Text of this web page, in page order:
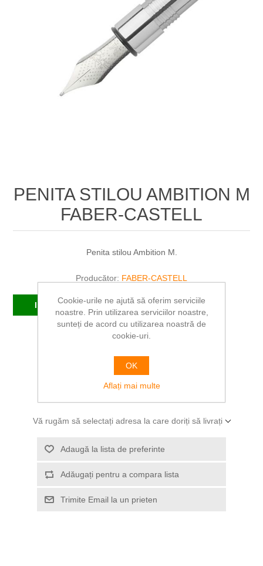
PENITA STILOU AMBITION M
FABER-CASTELL
Penita stilou Ambition M.
Producător: FABER-CASTELL
In stoc
SKU: FC148190
208,37 RON
ADAUGĂ ÎN COȘ
Vă rugăm să selectați adresa la care doriți să livrați
Adaugă la lista de preferinte
Adăugați pentru a compara lista
Trimite Email la un prieten
Cookie-urile ne ajută să oferim serviciile
noastre. Prin utilizarea serviciilor noastre,
sunteți de acord cu utilizarea noastră de
cookie-uri.
OK
Aflați mai multe